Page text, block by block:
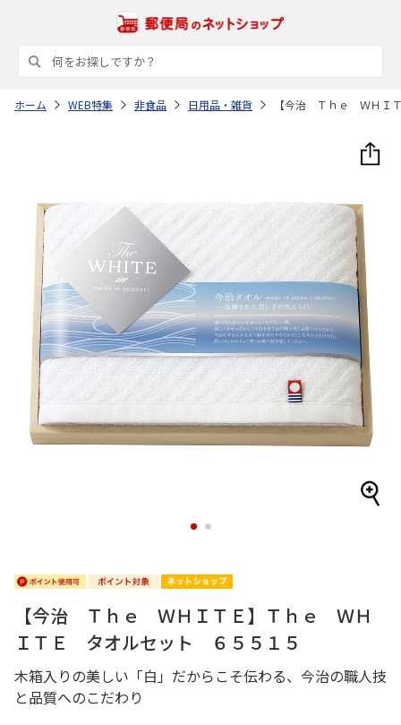
ホーム WEB特集 非食品 日用品・雑貨 【今治 Ｔｈｅ ＷＨＩ
1 2
【今治 Ｔｈｅ ＷＨＩＴＥ】Ｔｈｅ ＷＨ
ＩＴＥ タオルセット ６５５１５
木箱入りの美しい「白」だからこそ伝わる、今治の職人技
と品質へのこだわり